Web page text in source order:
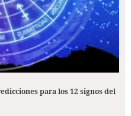
para los 12 signos del